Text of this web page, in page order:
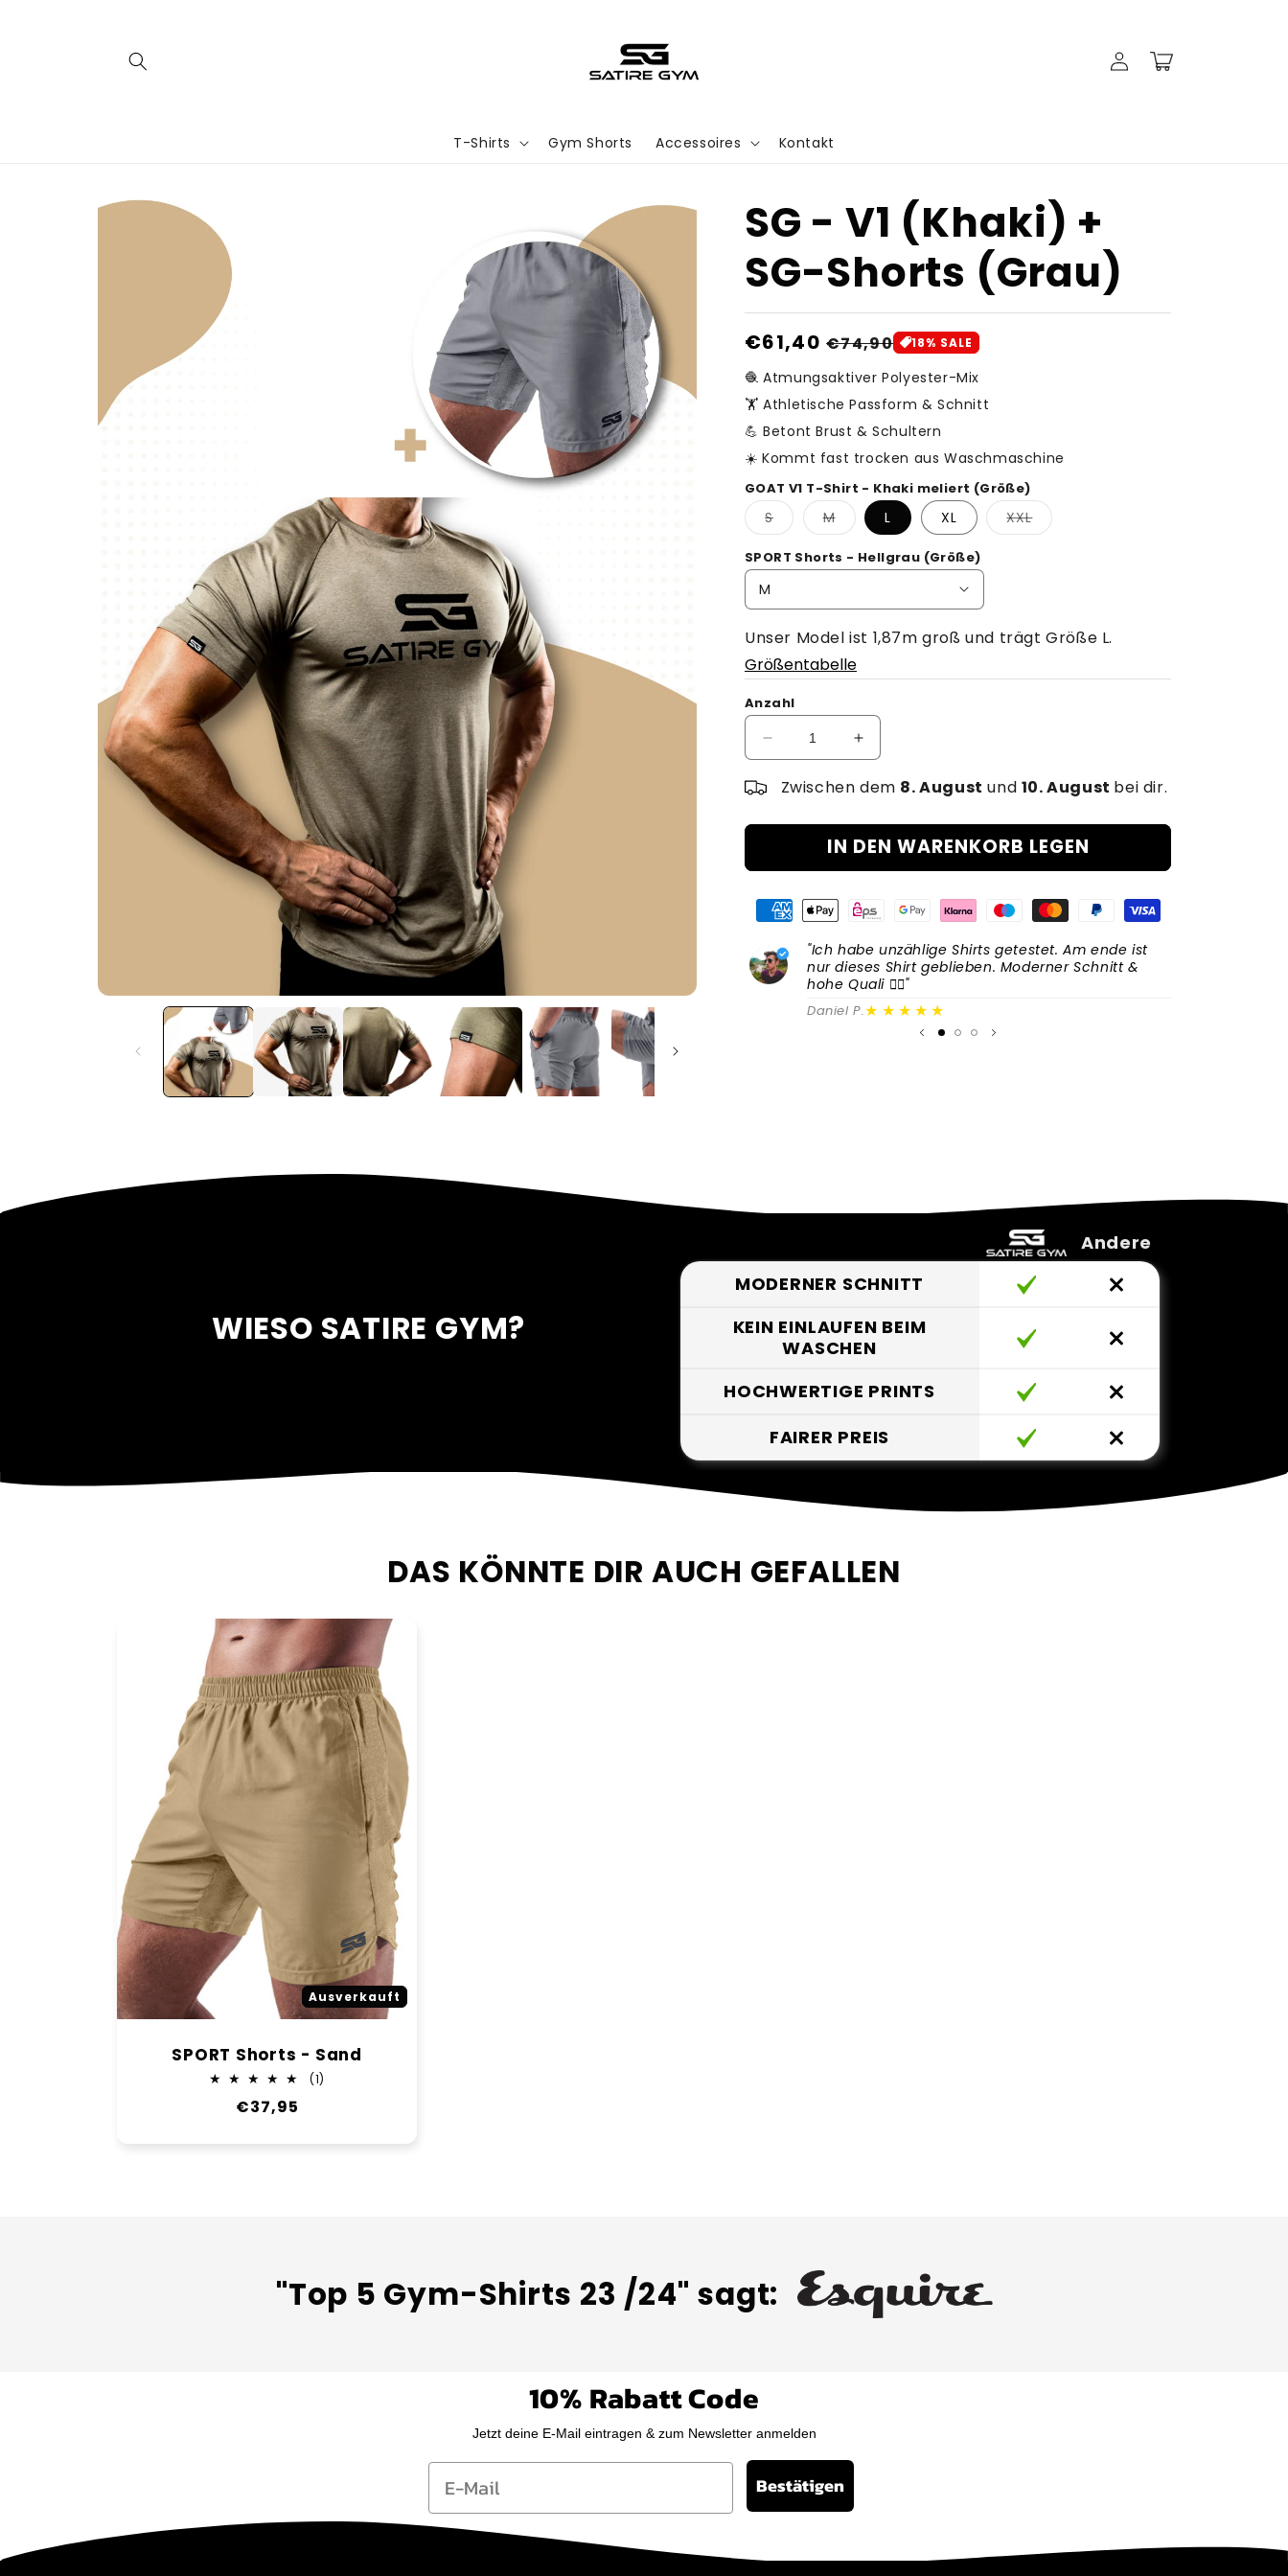
T-Shirts Gym Shorts Accessoires Kontakt
EinloggenWarenkorb
Produktinformationen
SG - V1 (Khaki) +
SG-Shorts (Grau)
Normaler
Preis
€61,40 Verkaufspreis
€74,90 18% SALE
🧶 Atmungsaktiver Polyester-Mix
🏋️ Athletische Passform & Schnitt
💪 Betont Brust & Schultern
☀️ Kommt fast trocken aus Waschmaschine
GOAT V1 T-Shirt - Khaki meliert (Größe)
SVariante
ausverkauft
nicht
verfügbar
MVariante
ausverkauft
nicht
verfügbar
L XL XXLVariante
ausverkauft
SPORT Shorts - Hellgrau (Größe)
Unser Model ist 1,87m groß und trägt Größe L.
Größentabelle
Anzahl
Verringere
die
Menge
SG
V1
+
SG-
Shorts
(Grau)
Erhöhe
die
Menge
SG
-
V1
+
Shorts
(Grau)
Zwischen dem 8. August und 10. August bei dir.
IN DEN WARENKORB LEGEN
"Ich habe unzählige Shirts getestet. Am ende ist
nur dieses Shirt geblieben. Moderner Schnitt &
hohe Quali 👍🏼"
Daniel P.★★★★★
WIESO SATIRE GYM?
Andere
MODERNER SCHNITT
KEIN EINLAUFEN BEIM
WASCHEN
HOCHWERTIGE PRINTS
FAIRER PREIS
DAS KÖNNTE DIR AUCH GEFALLEN
Ausverkauft
SPORT Shorts - Sand
(1)
Normaler
€37,95
"Top 5 Gym-Shirts 23 /24" sagt:
10% Rabatt Code
Jetzt deine E-Mail eintragen & zum Newsletter anmelden
Email Bestätigen